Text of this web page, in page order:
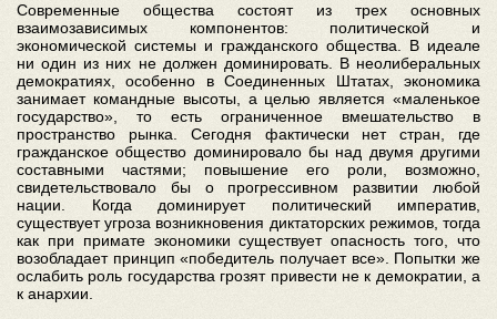
Современные общества состоят из трех основных
взаимозависимых компонентов: политической и
экономической системы и гражданского общества. В идеале
ни один из них не должен доминировать. В неолиберальных
демократиях, особенно в Соединенных Штатах, экономика
занимает командные высоты, а целью является «маленькое
государство», то есть ограниченное вмешательство в
пространство рынка. Сегодня фактически нет стран, где
гражданское общество доминировало бы над двумя другими
составными частями; повышение его роли, возможно,
свидетельствовало бы о прогрессивном развитии любой
нации. Когда доминирует политический императив,
существует угроза возникновения диктаторских режимов, тогда
как при примате экономики существует опасность того, что
возобладает принцип «победитель получает все». Попытки же
ослабить роль государства грозят привести не к демократии, а
к анархии.